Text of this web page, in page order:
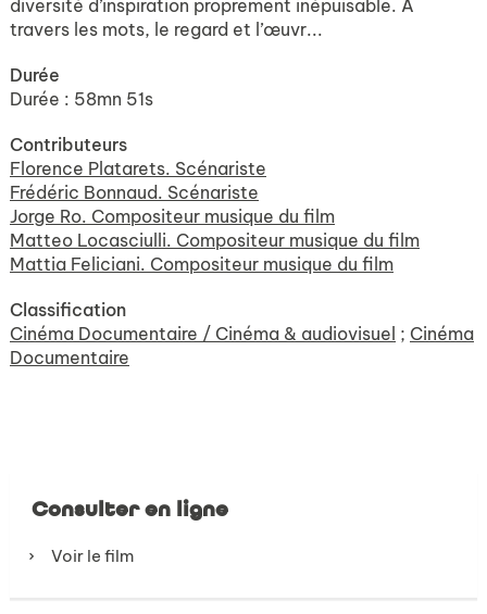
diversité d’inspiration proprement inépuisable. A
travers les mots, le regard et l’œuvr...
Durée
Durée : 58mn 51s
Contributeurs
Florence Platarets. Scénariste
Frédéric Bonnaud. Scénariste
Jorge Ro. Compositeur musique du film
Matteo Locasciulli. Compositeur musique du film
Mattia Feliciani. Compositeur musique du film
Classification
Cinéma Documentaire / Cinéma & audiovisuel ; Cinéma
Documentaire
Consulter en ligne
Voir le film